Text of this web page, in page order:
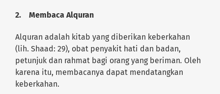
2.Membaca Alquran
Alquran adalah kitab yang diberikan keberkahan
(lih. Shaad: 29), obat penyakit hati dan badan,
petunjuk dan rahmat bagi orang yang beriman. Oleh
karena itu, membacanya dapat mendatangkan
keberkahan.